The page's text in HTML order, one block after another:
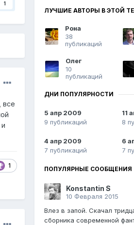
1
все
1
ЛУЧШИЕ АВТОРЫ В ЭТОЙ
Рона
38
публикаций
Олег
10
публикаций
ДНИ ПОПУЛЯРНОСТИ
5 апр 2009
9 публикаций
11
8
4 апр 2009
7 публикаций
6
7
ПОПУЛЯРНЫЕ СООБЩЕНИЯ
Konstantin S
10 Февраля 2015
Влез в запой. Скачал
сборника современной